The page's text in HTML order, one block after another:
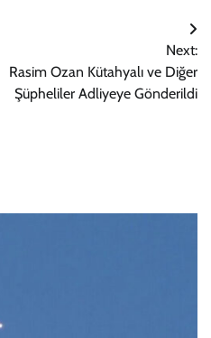
Next:
Rasim Ozan Kütahyalı ve Diğer
Şüpheliler Adliyeye Gönderildi